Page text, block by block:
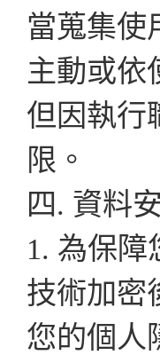
當蒐集使
主動或依
但因執行
限。
四. 資料
1. 為保
技術加密
您的個人